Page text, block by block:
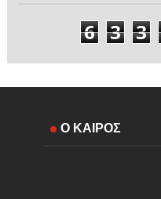
6 3 3
Ο ΚΑΙΡΟΣ